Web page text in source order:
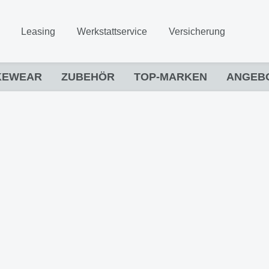
Leasing Werkstattservice Versicherung
ZUBEHÖR TOP-MARKEN